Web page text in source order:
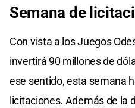
Semana de
Con vista a los Juegos
invertirá 90 millones de
ese sentido, esta semana
licitaciones. Además de la